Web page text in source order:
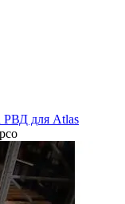
РВД для Atlas